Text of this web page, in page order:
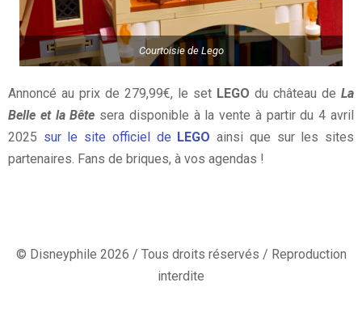
Courtoisie de Lego
Annoncé au prix de 279,99€, le set LEGO du château de La
Belle et la Bête sera disponible à la vente à partir du 4 avril
2025 sur le site officiel de LEGO ainsi que sur les sites
partenaires. Fans de briques, à vos agendas !
© Disneyphile 2026 / Tous droits réservés / Reproduction
interdite